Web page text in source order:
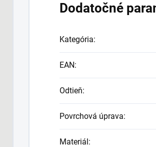
Dodatočné
Kategória:
EAN:
Odtieň:
Povrchová úprava:
Materiál: